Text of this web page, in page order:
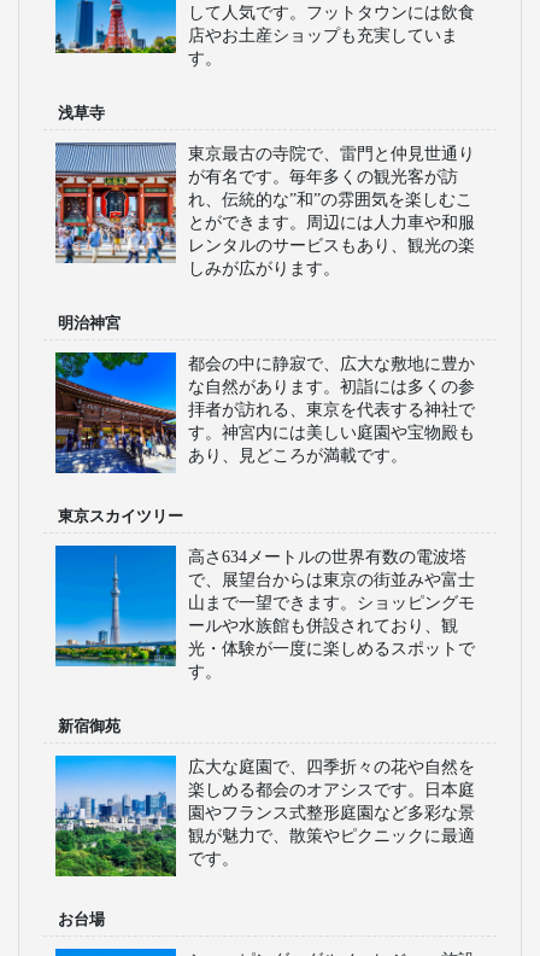
して人気です。フットタウンには飲食
店やお土産ショップも充実していま
す。
浅草寺
東京最古の寺院で、雷門と仲見世通り
が有名です。毎年多くの観光客が訪
れ、伝統的な”和”の雰囲気を楽しむこ
とができます。周辺には人力車や和服
レンタルのサービスもあり、観光の楽
しみが広がります。
明治神宮
都会の中に静寂で、広大な敷地に豊か
な自然があります。初詣には多くの参
拝者が訪れる、東京を代表する神社で
す。神宮内には美しい庭園や宝物殿も
あり、見どころが満載です。
東京スカイツリー
高さ634メートルの世界有数の電波塔
で、展望台からは東京の街並みや富士
山まで一望できます。ショッピングモ
ールや水族館も併設されており、観
光・体験が一度に楽しめるスポットで
す。
新宿御苑
広大な庭園で、四季折々の花や自然を
楽しめる都会のオアシスです。日本庭
園やフランス式整形庭園など多彩な景
観が魅力で、散策やピクニックに最適
です。
お台場